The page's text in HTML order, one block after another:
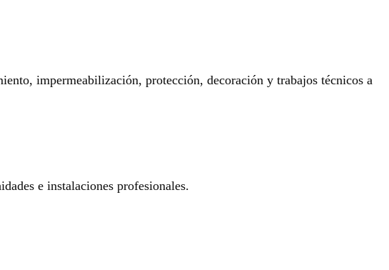
impermeabilización, protección, decoración y trabajos técnicos a
e instalaciones profesionales.